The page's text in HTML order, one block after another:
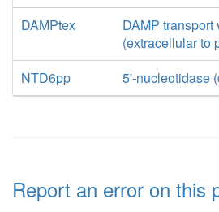
DAMPtex
DAMP
(extracellular to
NTD6pp
5'-nucleotidase
Report an error on this